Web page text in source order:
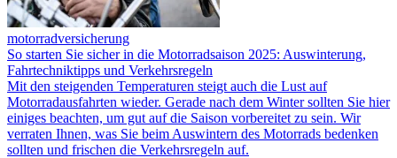
motorradversicherung
So starten Sie sicher in die Motorradsaison 2025: Auswinterung,
Fahrtechniktipps und Verkehrsregeln
Mit den steigenden Temperaturen steigt auch die Lust auf
Motorradausfahrten wieder. Gerade nach dem Winter sollten Sie hier
einiges beachten, um gut auf die Saison vorbereitet zu sein. Wir
verraten Ihnen, was Sie beim Auswintern des Motorrads bedenken
sollten und frischen die Verkehrsregeln auf.